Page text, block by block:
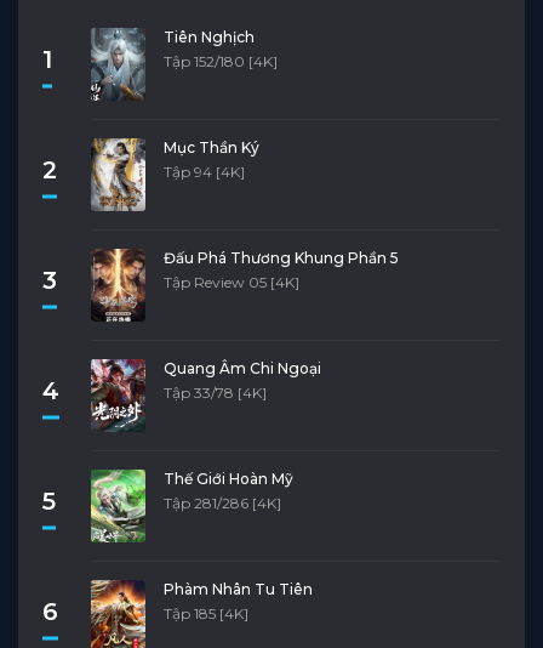
1
Tiên Nghịch
Tập 152/180 [4K]
2
Mục Thần Ký
Tập 94 [4K]
3
Đấu Phá Thương Khung Phần 5
Tập Review 05 [4K]
4
Quang Âm Chi Ngoại
Tập 33/78 [4K]
5
Thế Giới Hoàn Mỹ
Tập 281/286 [4K]
6
Phàm Nhân Tu Tiên
Tập 185 [4K]